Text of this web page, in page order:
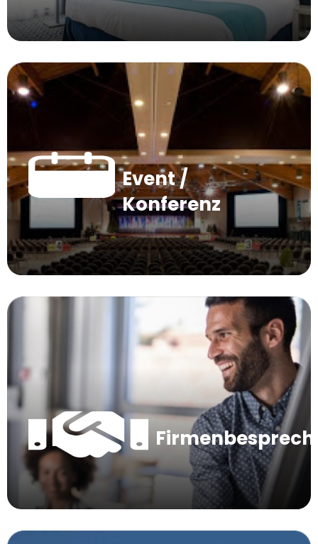
Event /
Konferenz